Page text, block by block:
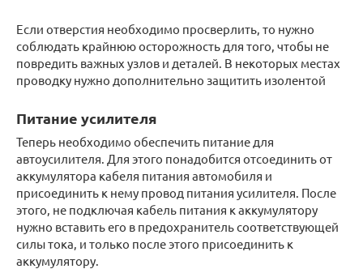
Если отверстия необходимо просверлить, то нужно
соблюдать крайнюю осторожность для того, чтобы не
повредить важных узлов и деталей. В некоторых местах
проводку нужно дополнительно защитить изолентой
Питание усилителя
Теперь необходимо обеспечить питание для
автоусилителя. Для этого понадобится отсоединить от
аккумулятора кабеля питания автомобиля и
присоединить к нему провод питания усилителя. После
этого, не подключая кабель питания к аккумулятору
нужно вставить его в предохранитель соответствующей
силы тока, и только после этого присоединить к
аккумулятору.